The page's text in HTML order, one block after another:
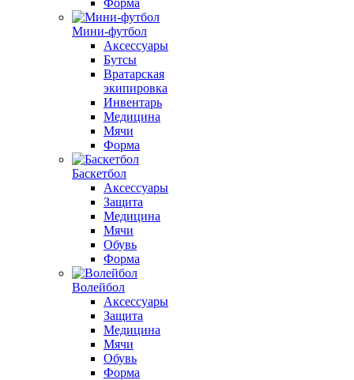
Форма
Мини-футбол
Аксессуары
Бутсы
Вратарская
экипировка
Инвентарь
Медицина
Мячи
Форма
Баскетбол
Аксессуары
Защита
Медицина
Мячи
Обувь
Форма
Волейбол
Аксессуары
Защита
Медицина
Мячи
Обувь
Форма